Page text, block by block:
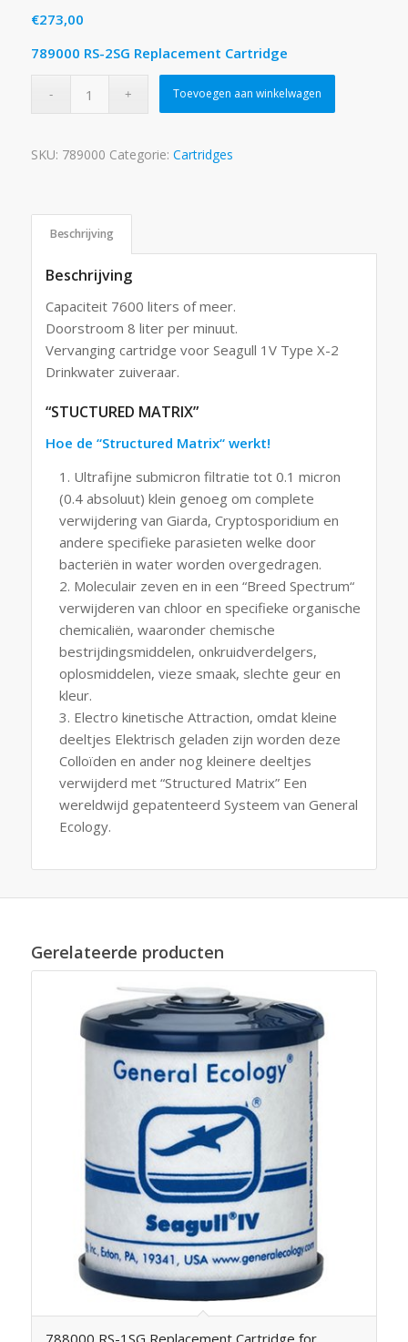
€273,00
789000 RS-2SG Replacement Cartridge
Toevoegen aan winkelwagen
SKU: 789000 Categorie: Cartridges
Beschrijving
Beschrijving
Capaciteit 7600 liters of meer.
Doorstroom 8 liter per minuut.
Vervanging cartridge voor Seagull 1V Type X-2
Drinkwater zuiveraar.
“STUCTURED MATRIX”
Hoe de “Structured Matrix“ werkt!
Ultrafijne submicron filtratie tot 0.1 micron
(0.4 absoluut) klein genoeg om complete
verwijdering van Giarda, Cryptosporidium en
andere specifieke parasieten welke door
bacteriën in water worden overgedragen.
Moleculair zeven en in een “Breed Spectrum“
verwijderen van chloor en specifieke organische
chemicaliën, waaronder chemische
bestrijdingsmiddelen, onkruidverdelgers,
oplosmiddelen, vieze smaak, slechte geur en
kleur.
Electro kinetische Attraction, omdat kleine
deeltjes Elektrisch geladen zijn worden deze
Colloïden en ander nog kleinere deeltjes
verwijderd met “Structured Matrix” Een
wereldwijd gepatenteerd Systeem van General
Ecology.
Gerelateerde producten